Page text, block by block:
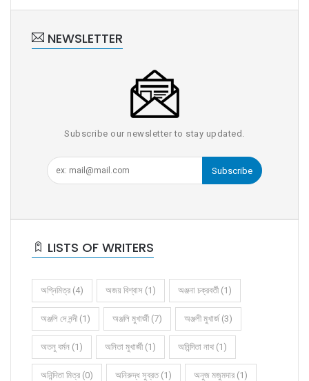
NEWSLETTER
Subscribe our newsletter to stay updated.
Subscribe
LISTS OF WRITERS
অগ্নিমিত্র (4) অজয় বিশ্বাস (1) অঞ্জনা চক্রবর্তী (1)
অঞ্জলি দে নন্দী (1) অঞ্জলি মুখার্জী (7) অঞ্জলী মুখার্জ (3)
অতনু বর্মন (1) অনিতা মুখার্জী (1) অনিন্দিতা নাথ (1)
অনিন্দিতা মিত্র (0) অনিরুদ্ধ সুব্রত (1) অনুজ মজুমদার (1)